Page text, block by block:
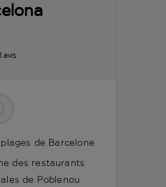
avis
de Barcelone
des restaurants
de Poblenou